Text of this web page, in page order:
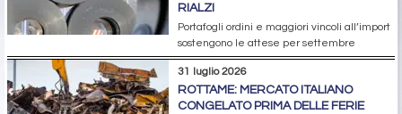
RIALZI
Portafogli ordini e maggiori vincoli all’import
sostengono le attese per settembre
31 luglio 2026
ROTTAME: MERCATO ITALIANO
CONGELATO PRIMA DELLE FERIE